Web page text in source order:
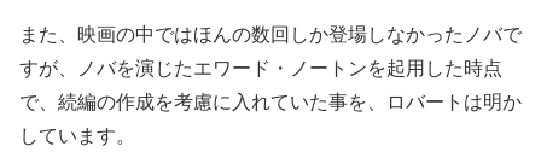
また、映画の中ではほんの数回しか登場しなかったノバで
すが、ノバを演じたエワード・ノートンを起用した時点
で、続編の作成を考慮に入れていた事を、ロバートは明か
しています。